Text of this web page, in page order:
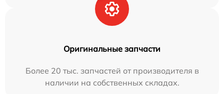
Оригинальные запчасти
Более 20 тыс. запчастей от производителя в
наличии на собственных складах.